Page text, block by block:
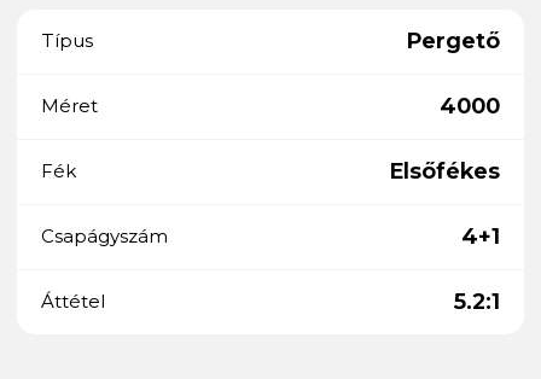
Típus Pergető
Méret 4000
Fék Elsőfékes
Csapágyszám 4+1
Áttétel 5.2:1